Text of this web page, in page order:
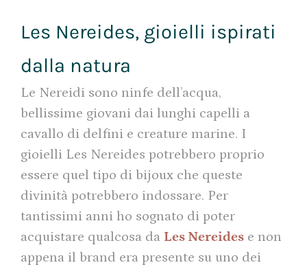
Les Nereides, gioielli ispirati
dalla natura
Le Nereidi sono ninfe dell’acqua,
bellissime giovani dai lunghi capelli a
cavallo di delfini e creature marine. I
gioielli Les Nereides potrebbero proprio
essere quel tipo di bijoux che queste
divinità potrebbero indossare. Per
tantissimi anni ho sognato di poter
acquistare qualcosa da Les Nereides e non
appena il brand era presente su uno dei